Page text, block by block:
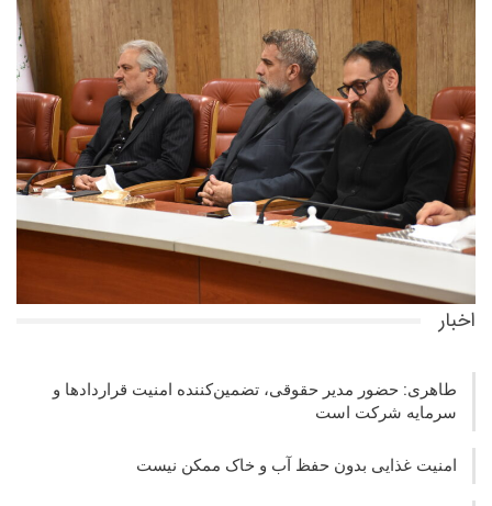
اخبار
طاهری: حضور مدیر حقوقی، تضمین‌کننده امنیت قراردادها و
سرمایه شرکت‌ است
امنیت غذایی بدون حفظ آب و خاک ممکن نیست